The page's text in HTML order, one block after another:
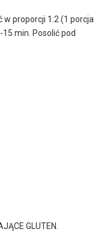
w proporcji 1:2 (1 porcja
min. Posolić pod
GLUTEN.